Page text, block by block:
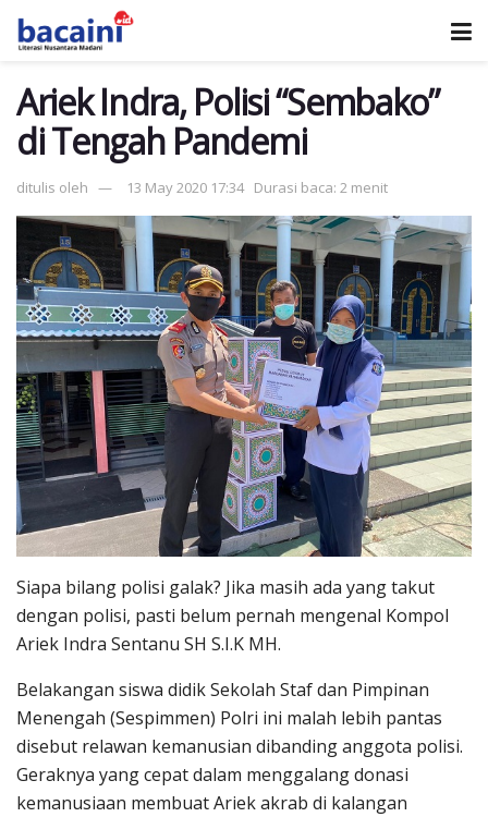
Ariek Indra, Polisi “Sembako”
di Tengah Pandemi
ditulis oleh 13 May 2020 17:34 Durasi baca: 2 menit
Siapa bilang polisi galak? Jika masih ada yang takut
dengan polisi, pasti belum pernah mengenal Kompol
Ariek Indra Sentanu SH S.I.K MH.
Belakangan siswa didik Sekolah Staf dan Pimpinan
Menengah (Sespimmen) Polri ini malah lebih pantas
disebut relawan kemanusian dibanding anggota polisi.
Geraknya yang cepat dalam menggalang donasi
kemanusiaan membuat Ariek akrab di kalangan